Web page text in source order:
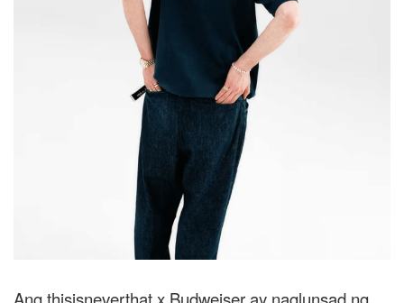
Ang thisisneverthat x Budweiser ay naglunsad ng